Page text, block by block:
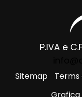
P.IVA e
Sitemap Terms